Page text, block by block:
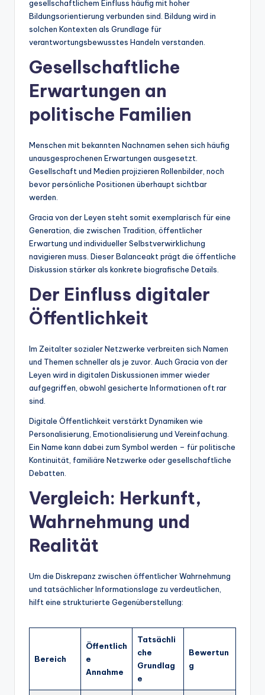
gesellschaftlichem Einfluss häufig mit hoher
Bildungsorientierung verbunden sind. Bildung wird in
solchen Kontexten als Grundlage für
verantwortungsbewusstes Handeln verstanden.
Gesellschaftliche
Erwartungen an
politische Familien
Menschen mit bekannten Nachnamen sehen sich häufig
unausgesprochenen Erwartungen ausgesetzt.
Gesellschaft und Medien projizieren Rollenbilder, noch
bevor persönliche Positionen überhaupt sichtbar
werden.
Gracia von der Leyen steht somit exemplarisch für eine
Generation, die zwischen Tradition, öffentlicher
Erwartung und individueller Selbstverwirklichung
navigieren muss. Dieser Balanceakt prägt die öffentliche
Diskussion stärker als konkrete biografische Details.
Der Einfluss digitaler
Öffentlichkeit
Im Zeitalter sozialer Netzwerke verbreiten sich Namen
und Themen schneller als je zuvor. Auch Gracia von der
Leyen wird in digitalen Diskussionen immer wieder
aufgegriffen, obwohl gesicherte Informationen oft rar
sind.
Digitale Öffentlichkeit verstärkt Dynamiken wie
Personalisierung, Emotionalisierung und Vereinfachung.
Ein Name kann dabei zum Symbol werden – für politische
Kontinuität, familiäre Netzwerke oder gesellschaftliche
Debatten.
Vergleich: Herkunft,
Wahrnehmung und
Realität
Um die Diskrepanz zwischen öffentlicher Wahrnehmung
und tatsächlicher Informationslage zu verdeutlichen,
hilft eine strukturierte Gegenüberstellung:
Bereich
Öffentlich
e
Annahme
Tatsächli
che
Grundlag
e
Bewertun
g